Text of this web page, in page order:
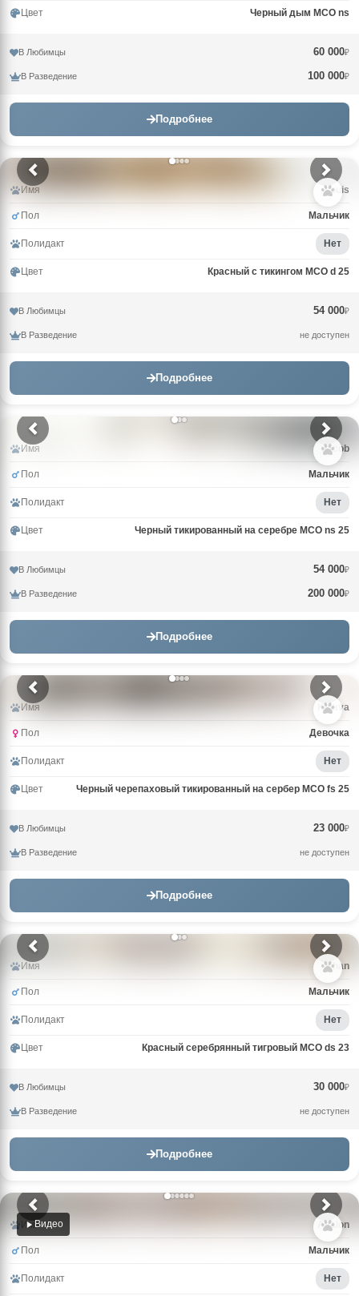
Цвет Черный дым MCO ns
В Любимцы 60 000₽
В Разведение 100 000₽
Подробнее
Имя Louis
Пол Мальчик
Полидакт Нет
Цвет Красный с тикингом MCO d 25
В Любимцы 54 000₽
В Разведение не доступен
Подробнее
Имя Jacob
Пол Мальчик
Полидакт Нет
Цвет Черный тикированный на серебре MCO ns 25
В Любимцы 54 000₽
В Разведение 200 000₽
Подробнее
Имя Klukva
Пол Девочка
Полидакт Нет
Цвет Черный черепаховый тикированный на сербер MCO fs 25
В Любимцы 23 000₽
В Разведение не доступен
Подробнее
Имя Khan
Пол Мальчик
Полидакт Нет
Цвет Красный серебрянный тигровый MCO ds 23
В Любимцы 30 000₽
В Разведение не доступен
Подробнее
Видео
Имя Avalon
Пол Мальчик
Полидакт Нет